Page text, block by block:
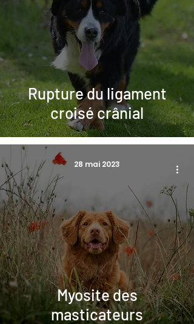
Rupture du ligament
croisé crânial
Myosite des
masticateurs
28 mai 2023